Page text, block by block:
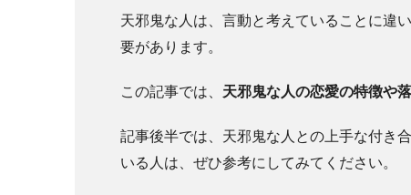
天邪鬼な人は、言動と考えていることに違
要があります。
この記事では、 天邪鬼な人の恋愛の特徴や
記事後半では、天邪鬼な人との上手な付き
いる人は、ぜひ参考にしてみてください。